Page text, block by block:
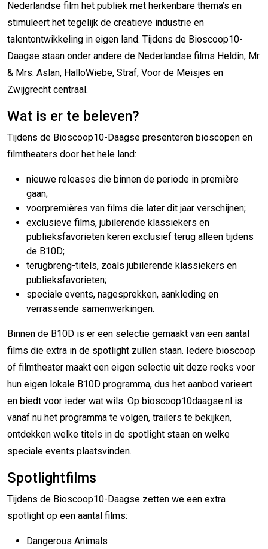
Nederlandse film het publiek met herkenbare thema’s en
stimuleert het tegelijk de creatieve industrie en
talentontwikkeling in eigen land. Tijdens de Bioscoop10-
Daagse staan onder andere de Nederlandse films Heldin, Mr.
& Mrs. Aslan, HalloWiebe, Straf, Voor de Meisjes en
Zwijgrecht centraal.
Wat is er te beleven?
Tijdens de Bioscoop10-Daagse presenteren bioscopen en
filmtheaters door het hele land:
nieuwe releases die binnen de periode in première
gaan;
voorpremières van films die later dit jaar verschijnen;
exclusieve films, jubilerende klassiekers en
publieksfavorieten keren exclusief terug alleen tijdens
de B10D;
terugbreng-titels, zoals jubilerende klassiekers en
publieksfavorieten;
speciale events, nagesprekken, aankleding en
verrassende samenwerkingen.
Binnen de B10D is er een selectie gemaakt van een aantal
films die extra in de spotlight zullen staan. Iedere bioscoop
of filmtheater maakt een eigen selectie uit deze reeks voor
hun eigen lokale B10D programma, dus het aanbod varieert
en biedt voor ieder wat wils. Op bioscoop10daagse.nl is
vanaf nu het programma te volgen, trailers te bekijken,
ontdekken welke titels in de spotlight staan en welke
speciale events plaatsvinden.
Spotlightfilms
Tijdens de Bioscoop10-Daagse zetten we een extra
spotlight op een aantal films:
Dangerous Animals